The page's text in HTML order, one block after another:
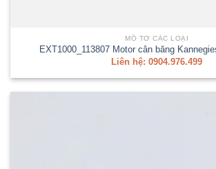
MÔ TƠ CÁC LOẠI
EXT1000_113807 Motor cân băng
Liên hệ: 0904.976.499